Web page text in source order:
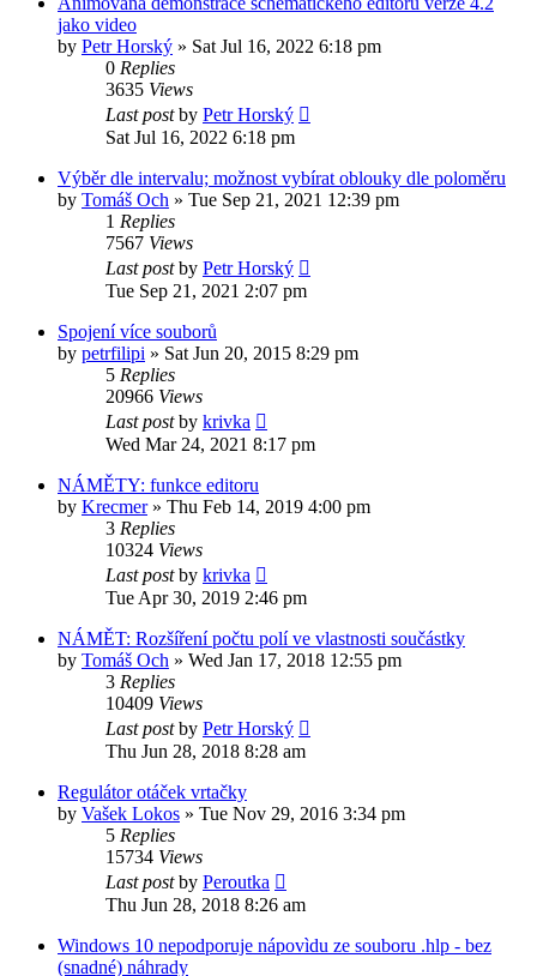
jako video
by Petr Horský » Sat Jul 16, 2022 6:18 pm
0 Replies
3635 Views
Last postby Petr Horský
Sat Jul 16, 2022 6:18 pm
Výběr dle intervalu; možnost vybírat oblouky dle poloměru
by Tomáš Och » Tue Sep 21, 2021 12:39 pm
1 Replies
7567 Views
Last postby Petr Horský
Tue Sep 21, 2021 2:07 pm
Spojení více souborů
by petrfilipi » Sat Jun 20, 2015 8:29 pm
5 Replies
20966 Views
Last postby krivka
Wed Mar 24, 2021 8:17 pm
NÁMĚTY: funkce editoru
by Krecmer» Thu Feb 14, 2019 4:00 pm
3 Replies
10324 Views
Last postby krivka
Tue Apr 30, 2019 2:46 pm
NÁMĚT: Rozšíření počtu polí ve vlastnosti součástky
by Tomáš Och » Wed Jan 17, 2018 12:55 pm
3 Replies
10409 Views
Last postby Petr Horský
Thu Jun 28, 2018 8:28 am
Regulátor otáček vrtačky
by Vašek Lokos » Tue Nov 29, 2016 3:34 pm
5 Replies
15734 Views
Last postby Peroutka
Thu Jun 28, 2018 8:26 am
Windows 10 nepodporuje nápovìdu ze souboru .hlp - bez
(snadné) náhrady